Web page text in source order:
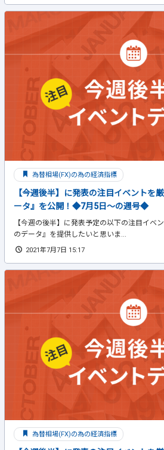
為替相場(FX)の為の経済指標
【今週後半】に発表の注目イベントを
ータ』を公開！◆7月5日～の週号◆
【今週の後半】に発表予定の以下の注目イベ
のデータ』を提供したいと思いま...
2021年7月7日 15:17
為替相場(FX)の為の経済指標